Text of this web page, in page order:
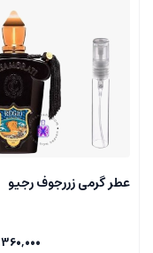
عطر گرمی زررجوف رجیو
360,000